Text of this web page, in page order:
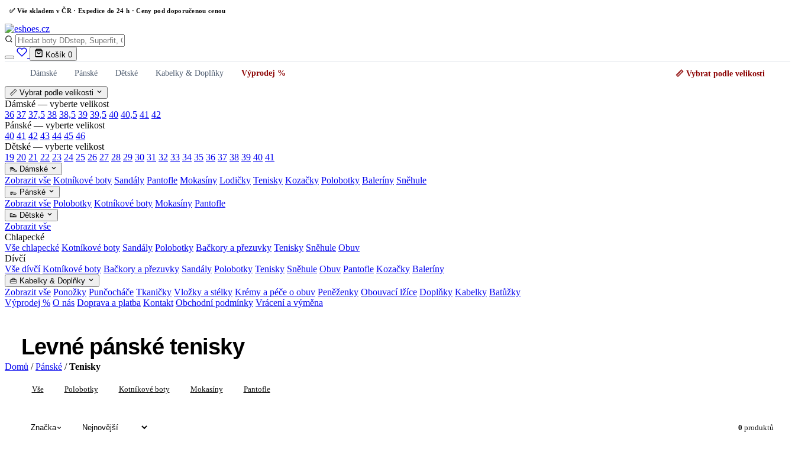
✅ Vše skladem v ČR · Expedice do 24 h · Ceny pod doporučenou cenou
Košík 0
Dámské Pánské Dětské Kabelky & Doplňky Výprodej % 📏 Vybrat podle velikosti
📏 Vybrat podle velikosti
Dámské — vyberte velikost
36 37 37,5 38 38,5 39 39,5 40 40,5 41 42
Pánské — vyberte velikost
40 41 42 43 44 45 46
Dětské — vyberte velikost
19 20 21 22 23 24 25 26 27 28 29 30 31 32 33 34 35 36 37 38 39 40 41
👠 Dámské
Zobrazit vše Kotníkové boty Sandály Pantofle Mokasíny Lodičky Tenisky Kozačky Polobotky Baleríny Sněhule
👞 Pánské
Zobrazit vše Polobotky Kotníkové boty Mokasíny Pantofle
👟 Dětské
Zobrazit vše
Chlapecké
Vše chlapecké Kotníkové boty Sandály Polobotky Bačkory a přezuvky Tenisky Sněhule Obuv
Dívčí
Vše dívčí Kotníkové boty Bačkory a přezuvky Sandály Polobotky Tenisky Sněhule Obuv Pantofle Kozačky Baleríny
👜 Kabelky & Doplňky
Zobrazit vše Ponožky Punčocháče Tkaničky Vložky a stélky Krémy a péče o obuv Peněženky Obouvací lžíce Doplňky Kabelky Batůžky
Výprodej % O nás Doprava a platba Kontakt Obchodní podmínky Vrácení a výměna
Levné pánské tenisky
Domů / Pánské / Tenisky
Vše Polobotky Kotníkové boty Mokasíny Pantofle
Značka 0 produktů